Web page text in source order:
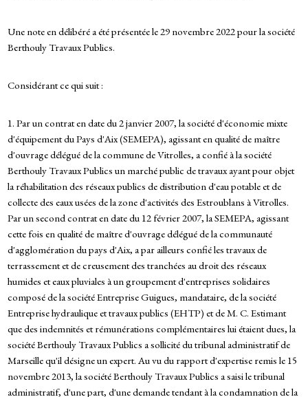
Une note en délibéré a été présentée le 29 novembre 2022 pour la société
Berthouly Travaux Publics.
Considérant ce qui suit :
1. Par un contrat en date du 2 janvier 2007, la société d'économie mixte
d'équipement du Pays d'Aix (SEMEPA), agissant en qualité de maître
d'ouvrage délégué de la commune de Vitrolles, a confié à la société
Berthouly Travaux Publics un marché public de travaux ayant pour objet
la réhabilitation des réseaux publics de distribution d'eau potable et de
collecte des eaux usées de la zone d'activités des Estroublans à Vitrolles.
Par un second contrat en date du 12 février 2007, la SEMEPA, agissant
cette fois en qualité de maître d'ouvrage délégué de la communauté
d'agglomération du pays d'Aix, a par ailleurs confié les travaux de
terrassement et de creusement des tranchées au droit des réseaux
humides et eaux pluviales à un groupement d'entreprises solidaires
composé de la société Entreprise Guigues, mandataire, de la société
Entreprise hydraulique et travaux publics (EHTP) et de M. C. Estimant
que des indemnités et rémunérations complémentaires lui étaient dues, la
société Berthouly Travaux Publics a sollicité du tribunal administratif de
Marseille qu'il désigne un expert. Au vu du rapport d'expertise remis le 15
novembre 2013, la société Berthouly Travaux Publics a saisi le tribunal
administratif, d'une part, d'une demande tendant à la condamnation de la